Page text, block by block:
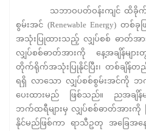
သဘာဝပတ်ဝန်းကျင် ထိခိုက်မှု မ
စွမ်းအင် (Renewable Energy) တစ်
အသုံးပြုထားသည့် လျှပ်စစ် ဓာတ်အာ
လျှပ်စစ်ဓာတ်အားကို နေ့အချိန်မျာ
တိုက်ရိုက်အသုံးပြုနိုင်ပြီး၊ တစ်ချိန်တည်
ရရှိ လာသော လျှပ်စစ်စွမ်းအင်ကို ဘ
ပေးထားမည် ဖြစ်သည်။ ညအချိန်
ဘက်ထရီများမှ လျှပ်စစ်ဓာတ်အား
နိုင်မည်ဖြစ်ကာ ရာသီဥတု အခြေအနေမ